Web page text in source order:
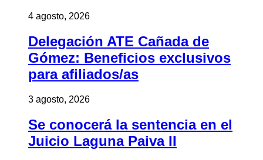
4 agosto, 2026
Delegación ATE Cañada de
Gómez: Beneficios exclusivos
para afiliados/as
3 agosto, 2026
Se conocerá la sentencia en el
Juicio Laguna Paiva II